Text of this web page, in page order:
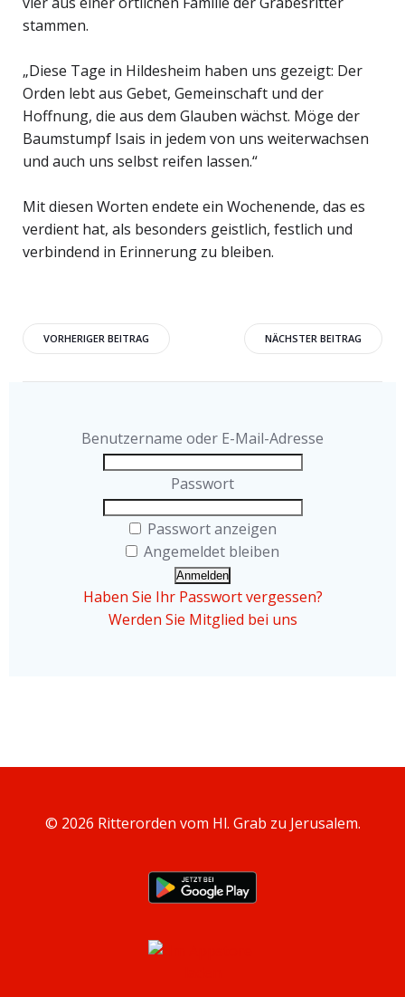
stammen.
„Diese Tage in Hildesheim haben uns gezeigt: Der
Orden lebt aus Gebet, Gemeinschaft und der
Hoffnung, die aus dem Glauben wächst. Möge der
Baumstumpf Isais in jedem von uns weiterwachsen
und auch uns selbst reifen lassen.“
Mit diesen Worten endete ein Wochenende, das es
verdient hat, als besonders geistlich, festlich und
verbindend in Erinnerung zu bleiben.
Beitragsnavigation
VORHERIGER BEITRAG NÄCHSTER BEITRAG
Benutzername oder E-Mail-Adresse
Passwort
Passwort anzeigen
Angemeldet bleiben
Haben Sie Ihr Passwort vergessen?
Werden Sie Mitglied bei uns
© 2026 Ritterorden vom Hl. Grab zu Jerusalem.